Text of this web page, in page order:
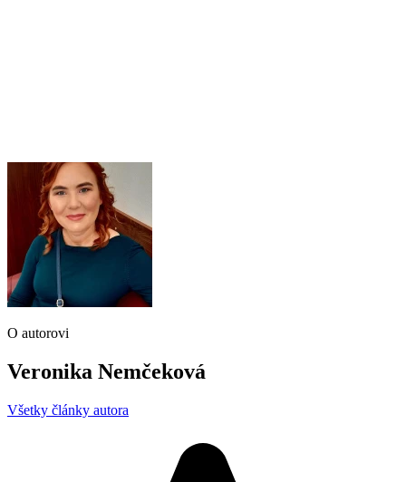
O autorovi
Veronika Nemčeková
Všetky články autora